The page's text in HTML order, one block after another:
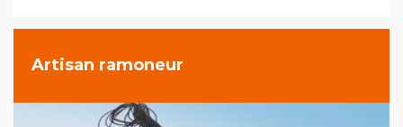
Artisan ramoneur